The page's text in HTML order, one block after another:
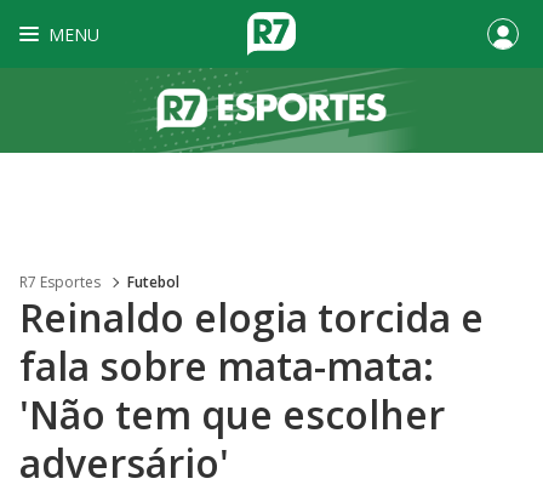
MENU
R7 Esportes Futebol
Reinaldo elogia torcida e
fala sobre mata-mata:
'Não tem que escolher
adversário'